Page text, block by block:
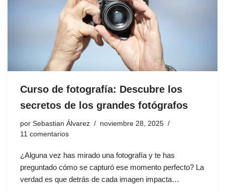
Curso de fotografía: Descubre los
secretos de los grandes fotógrafos
por Sebastian Álvarez
noviembre 28, 2025
11 comentarios
¿Alguna vez has mirado una fotografía y te has
preguntado cómo se capturó ese momento perfecto? La
verdad es que detrás de cada imagen impacta…